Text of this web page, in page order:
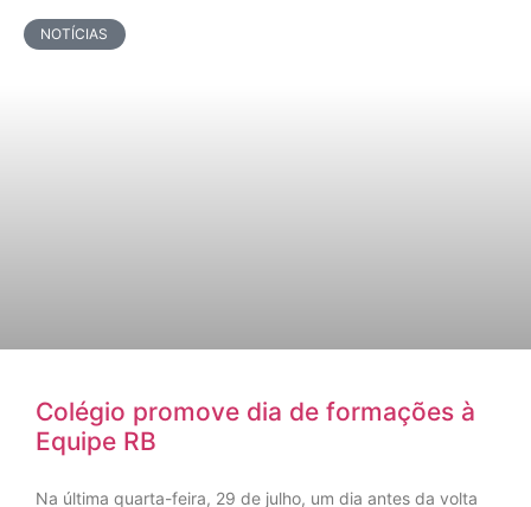
NOTÍCIAS
Colégio promove dia de formações à
Equipe RB
Na última quarta-feira, 29 de julho, um dia antes da volta